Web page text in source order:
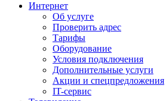
Интернет
Об услуге
Проверить адрес
Тарифы
Оборудование
Условия подключения
Дополнительные услуги
Акции и спецпредложения
IT-сервис